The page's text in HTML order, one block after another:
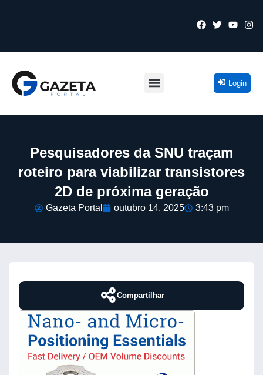
Login
Pesquisadores da SNU traçam
roteiro para viabilizar transistores
2D de próxima geração
Gazeta Portal outubro 14, 2025 3:43 pm
Compartilhar